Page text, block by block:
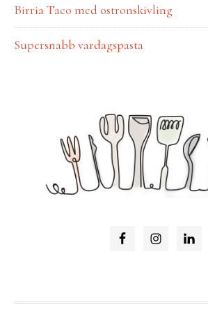
Birria Taco med ostronskivling
Supersnabb vardagspasta